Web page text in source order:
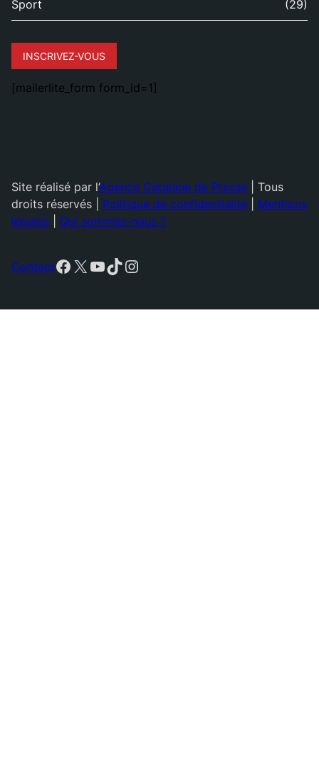
Sport (29)
INSCRIVEZ-VOUS
[mailerlite_form form_id=1]
Site réalisé par l’Agence Catalane de Presse | Tous
droits réservés | Politique de confidentialité
Mentions
légales
Qui sommes-nous ?
ContactFacebook
X YouTube
TikTok
Instagram